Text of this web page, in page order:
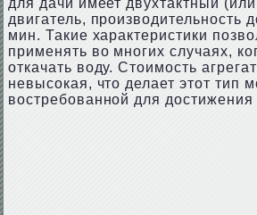
для дачи имеет двухтактный
двигатель, производительность
мин. Такие характеристики
применять во многих случаях,
откачать воду. Стоимость
невысокая, что делает этот тип
востребованной для